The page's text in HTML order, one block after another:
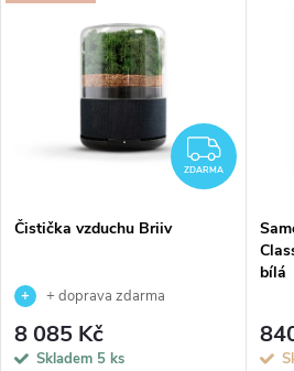
ZDARMA
Čistička vzduchu Briiv
+ doprava zdarma
8 085 Kč
Skladem 5 ks
bílá